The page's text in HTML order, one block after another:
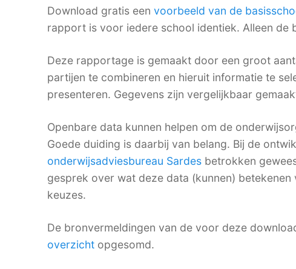
Download gratis een voorbeeld van de
rapport is voor iedere school identiek. Alleen de
Deze rapportage is gemaakt door een groot
partijen te combineren en hieruit informatie te
presenteren. Gegevens zijn vergelijkbaar
Openbare data kunnen helpen om de
Goede duiding is daarbij van belang. Bij de
onderwijsadviesbureau Sardes betrokken
gesprek over wat deze data (kunnen)
keuzes.
De bronvermeldingen van de voor deze
overzicht opgesomd.